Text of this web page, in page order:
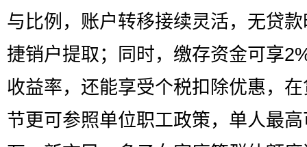
与比例，账户转移接续灵活，无贷
捷销户提取；同时，缴存资金可享
收益率，还能享受个税扣除优惠，
节更可参照单位职工政策，单人最